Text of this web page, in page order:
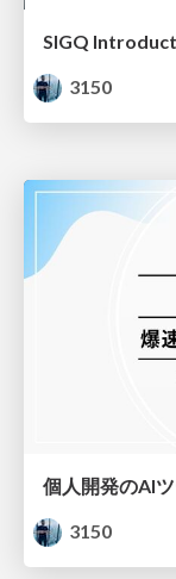
SIGQ
3150
個人開発のAI
3150